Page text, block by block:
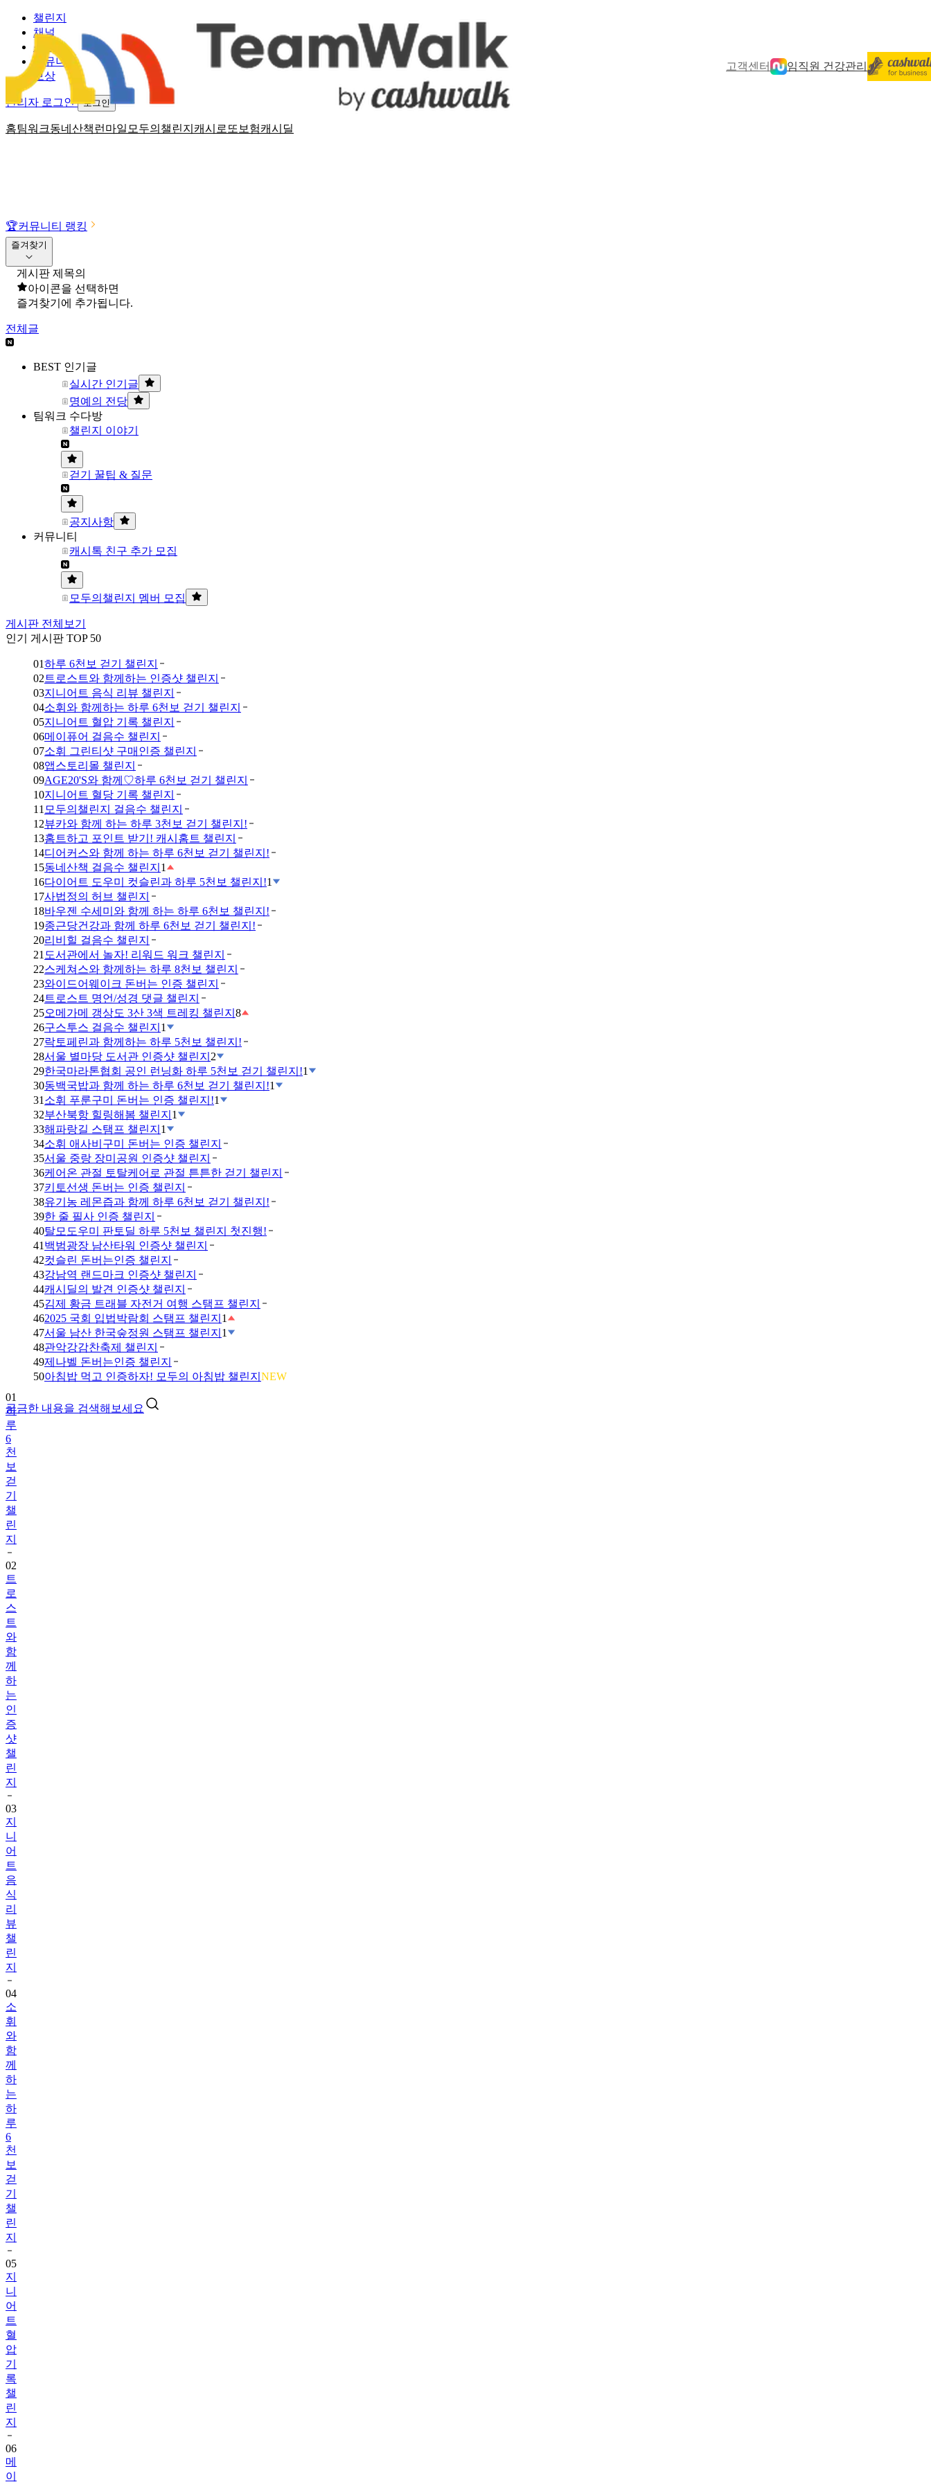
고객센터 임직원 건강관리
홈팀워크동네산책 런마일 모두의챌린지 캐시로또 보험캐시딜
챌린지
채널
소식
커뮤니티
보상
관리자 로그인 로그인
🏆커뮤니티 랭킹
즐겨찾기
게시판 제목의
아이콘을 선택하면
즐겨찾기에 추가됩니다.
전체글
BEST 인기글
실시간 인기글
명예의 전당
팀워크 수다방
챌린지 이야기
걷기 꿀팁 & 질문
공지사항
커뮤니티
캐시톡 친구 추가 모집
모두의챌린지 멤버 모집
게시판 전체보기
인기 게시판 TOP 50
01하루 6천보 걷기 챌린지
02 트로스트와 함께하는 인증샷 챌린지
03지니어트 음식 리뷰 챌린지
04소휘와 함께하는 하루 6천보 걷기 챌린지
05지니어트 혈압 기록 챌린지
06메이퓨어 걸음수 챌린지
07소휘 그린티샷 구매인증 챌린지
08앱스토리몰 챌린지
09AGE20'S와 함께♡하루 6천보 걷기 챌린지
10지니어트 혈당 기록 챌린지
11 모두의챌린지 걸음수 챌린지
12뷰카와 함께 하는 하루 3천보 걷기 챌린지!
13홈트하고 포인트 받기! 캐시홈트 챌린지
14디어커스와 함께 하는 하루 6천보 걷기 챌린지!
15동네산책 걸음수 챌린지 1
16다이어트 도우미 컷슬린과 하루 5천보 챌린지!1
17사법정의 허브 챌린지
18바우젠 수세미와 함께 하는 하루 6천보 챌린지!
19종근당건강과 함께 하루 6천보 걷기 챌린지!
20리비힐 걸음수 챌린지
21 도서관에서 놀자! 리워드 워크 챌린지
22스케쳐스와 함께하는 하루 8천보 챌린지
23와이드어웨이크 돈버는 인증 챌린지
24트로스트 명언/성경 댓글 챌린지
25오메가메 갱상도 3산 3색 트레킹 챌린지 8
26구스투스 걸음수 챌린지 1
27락토페린과 함께하는 하루 5천보 챌린지!
28서울 별마당 도서관 인증샷 챌린지 2
29한국마라톤협회 공인 런닝화 하루 5천보 걷기 챌린지!1
30동백국밥과 함께 하는 하루 6천보 걷기 챌린지!1
31 소휘 푸룬구미 돈버는 인증 챌린지!1
32부산북항 힐링해봄 챌린지 1
33해파랑길 스탬프 챌린지 1
34소휘 애사비구미 돈버는 인증 챌린지
35서울 중랑 장미공원 인증샷 챌린지
36케어온 관절 토탈케어로 관절 튼튼한 걷기 챌린지
37키토선생 돈버는 인증 챌린지
38유기농 레몬즙과 함께 하루 6천보 걷기 챌린지!
39한 줄 필사 인증 챌린지
40탈모도우미 판토딜 하루 5천보 챌린지 첫진행!
41 백범광장 남산타워 인증샷 챌린지
42컷슬린 돈버는인증 챌린지
43강남역 랜드마크 인증샷 챌린지
44캐시딜의 발견 인증샷 챌린지
45김제 황금 트래블 자전거 여행 스탬프 챌린지
462025 국회 입법박람회 스탬프 챌린지 1
47서울 남산 한국숲정원 스탬프 챌린지 1
48관악강감찬축제 챌린지
49제나벨 돈버는인증 챌린지
50아침밥 먹고 인증하자! 모두의 아침밥 챌린지 NEW
궁금한 내용을 검색해보세요
루
6
천
보
걷
기
챌
린
지
02
트
로
스
트
와
함
께
하
는
인
증
샷
챌
린
지
03
지
니
어
트
음
식
리
뷰
챌
린
지
04
소
휘
와
함
께
하
는
하
루
6
천
보
걷
기
챌
린
지
05
지
니
어
트
혈
압
기
록
챌
린
지
06
메
이
퓨